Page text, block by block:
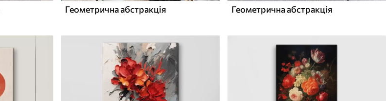
Геометрична абстракція Геометрична абстракція